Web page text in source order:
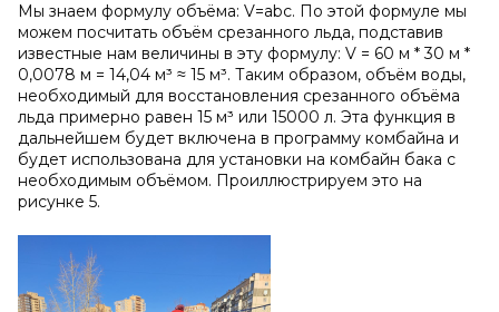
Мы знаем формулу объёма: V=abc. По этой формуле мы
можем посчитать объём срезанного льда, подставив
известные нам величины в эту формулу: V = 60 м * 30 м *
0,0078 м = 14,04 м³ ≈ 15 м³. Таким образом, объём воды,
необходимый для восстановления срезанного объёма
льда примерно равен 15 м³ или 15000 л. Эта функция в
дальнейшем будет включена в программу комбайна и
будет использована для установки на комбайн бака с
необходимым объёмом. Проиллюстрируем это на
рисунке 5.